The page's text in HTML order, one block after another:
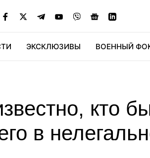
ЭКСКЛЮЗИВЫ ВОЕННЫЙ
кто
в